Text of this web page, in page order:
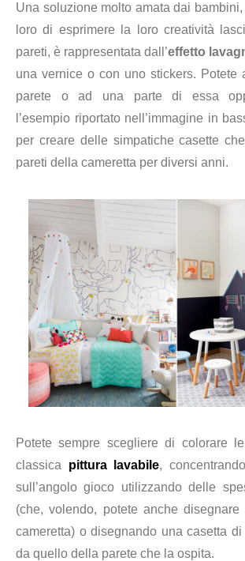
Una soluzione molto amata dai
loro di esprimere la loro creatività
pareti, è rappresentata dall’effetto
una vernice o con uno stickers. Potete
parete o ad una parte di essa
l’esempio riportato nell’immagine in
per creare delle simpatiche casette
pareti della cameretta per diversi anni.
Potete sempre scegliere di colorare
classica pittura lavabile,
sull’angolo gioco utilizzando delle
(che, volendo, potete anche
cameretta) o disegnando una casetta
da quello della parete che la ospita.